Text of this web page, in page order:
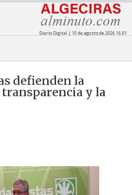
Diario Digital | 10 de agosto de 2026 16:01
defienden la
y la